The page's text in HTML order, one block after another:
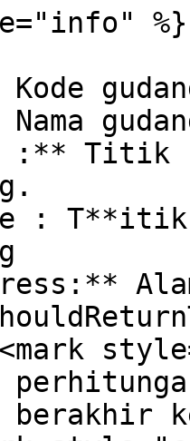
%}
:** Titik
:
berakhir